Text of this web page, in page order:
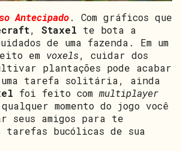
Antecipado. Com gráficos que
, Staxel te bota a
de uma fazenda. Em um
em voxels, cuidar dos
plantações pode acabar
uma tarefa solitária, ainda
foi feito com multiplayer
momento do jogo você
seus amigos para te
tarefas bucólicas de sua